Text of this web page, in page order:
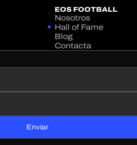
EOS FOOTBALL
Nosotros
Hall of Fame
Blog
Contacta